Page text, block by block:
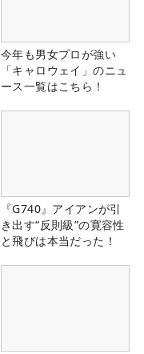
今年も男女プロが強い
「キャロウェイ」のニュ
ース一覧はこちら！
『G740』アイアンが引
き出す“反則級”の寛容性
と飛びは本当だった！